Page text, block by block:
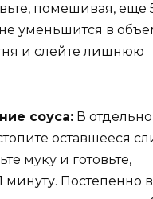
помешивая, еще
уменьшится в
и слейте лишнюю
соуса: В
оставшееся
муку и готовьте,
минуту. Постепенно